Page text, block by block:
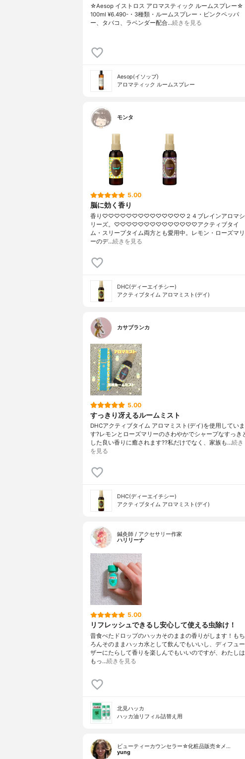
☆Aesop イストロス アロマスティック ルームスプレー☆
100ml ¥6.490-・3種類・ルームスプレー・ピンクペッパ
ー、タバコ、ラベンダー配合…続きを見る
Aesop(イソップ)
アロマティック ルームスプレー
モンタ
5.00
脳に効く香り
香り♡♡♡♡♡♡♡♡♡♡♡♡♡♡２４ブレインアロマシ
リーズ。♡♡♡♡♡♡♡♡♡♡♡♡♡♡アクティブタイ
ム・スリープタイム両方とも愛用中。レモン・ローズマリ
ーのデ…続きを見る
DHC(ディーエイチシー)
アクティブタイム アロマミスト(デイ)
カサブランカ
5.00
すっきり冴えるルームミスト
DHCアクティブタイム アロマミスト(デイ)を使用していま
す?レモンとローズマリーのさわやかでシャープなすっき
した良い香りに癒されます??私だけでなく、家族も…続き
を見る
DHC(ディーエイチシー)
アクティブタイム アロマミスト(デイ)
鍼灸師 / アクセサリー作家
ハリリーナ
5.00
リフレッシュできるし安心して使える虫除け！
昔食べたドロップのハッカそのままの香りがします！もち
ろんそのままハッカ水として飲んでもいいし、ディフュー
ザーにたらして香りを楽しんでもいいのですが、わたしは
もっ…続きを見る
北見ハッカ
ハッカ油リフィル詰替え用
ビューティーカウンセラー☆化粧品販売☆メ…
yung